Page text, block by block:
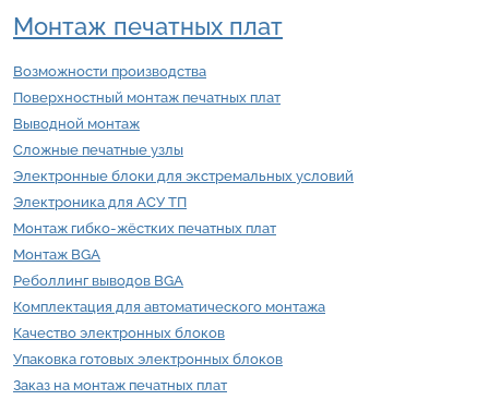
Монтаж печатных плат
Возможности производства
Поверхностный монтаж печатных плат
Выводной монтаж
Сложные печатные узлы
Электронные блоки для экстремальных условий
Электроника для АСУ ТП
Монтаж гибко-жёстких печатных плат
Монтаж BGA
Реболлинг выводов BGA
Комплектация для автоматического монтажа
Качество электронных блоков
Упаковка готовых электронных блоков
Заказ на монтаж печатных плат